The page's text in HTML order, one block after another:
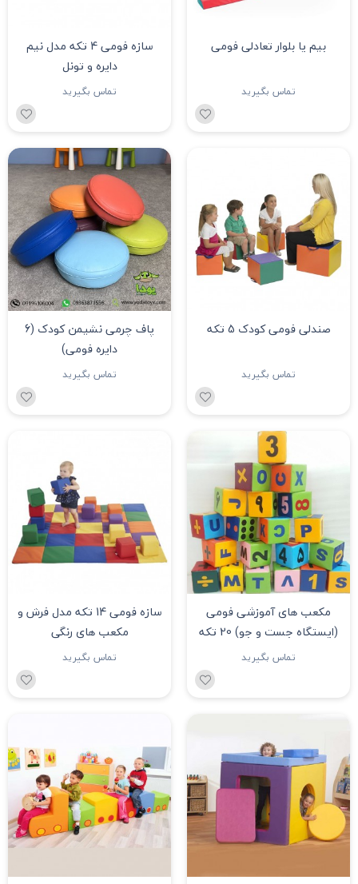
بیم یا بلوار تعادلی فومی
تماس بگیرید
سازه فومی 4 تکه مدل نیم
دایره و تونل
تماس بگیرید
صندلی فومی کودک 5 تکه
تماس بگیرید
پاف چرمی نشیمن کودک (6
دایره فومی)
تماس بگیرید
مکعب های آموزشی فومی
(ایستگاه جست و جو) 20 تکه
تماس بگیرید
سازه فومی 14 تکه مدل فرش و
مکعب های رنگی
تماس بگیرید